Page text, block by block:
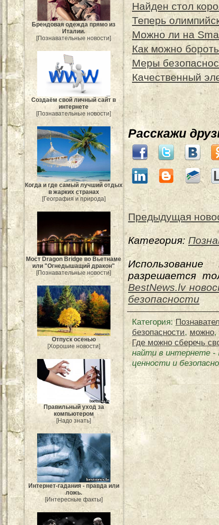
Брендовая одежда прямо из
Италии.
[Познавательные новости]
Создаём свой личный сайт в
интернете
[Познавательные новости]
Когда и где самый лучший отдых
в жарких странах
[География и природа]
Мост Dragon Bridge во Вьетнаме
или "Огнедышащий дракон"
[Познавательные новости]
Отпуск осенью
[Хорошие новости]
Правильный уход за
компьютером
[Надо знать]
Интернет-гадания - правда или
ложь.
[Интересные факты]
Найден стол
Теперь
Можно ли на
Как можно
Меры
Качественный
Расскажи
Предыдущая
Категория:
разрешается
BestNews.lv
безопасности
Категория:
безопасности, можно,
Где можно сберечь
найти в интернете -
ценности и